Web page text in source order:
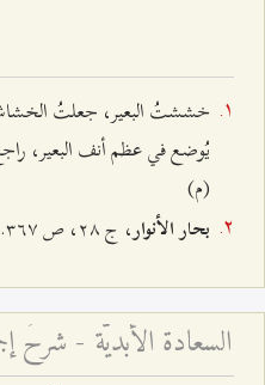
خششتُ البعير، جعلتُ
(م)
بحار الأنوار، ج ٢۸، ص ٣٦۷.